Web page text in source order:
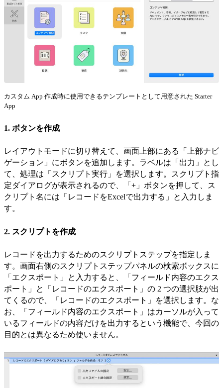
カスタム App 作成時に使用できるテンプレートとして用意された Starter
App
1. ボタンを作成
レイアウトモードに切り替えて、画面上部にある「上部ナビ
ゲーション」にボタンを追加します。ラベルは「出力」とし
て、処理は「スクリプト実行」を選択します。スクリプト指
定ダイアログが表示されるので、「+」ボタンを押して、ス
クリプト名には「レコードをExcelで出力する」と入力しま
す。
2. スクリプトを作成
レコードを出力するためのスクリプトステップを指定しま
す。画面右側のスクリプトステップパネルの検索ボックスに
「エクスポート」と入力すると、「フィールド内容のエクス
ポート」と「レコードのエクスポート」の 2 つの選択肢が出
てくるので、「レコードのエクスポート」を選択します。な
お、「フィールド内容のエクスポート」はカーソルが入って
いるフィールドの内容だけを出力するという機能で、今回の
目的とは異なるため使いません。